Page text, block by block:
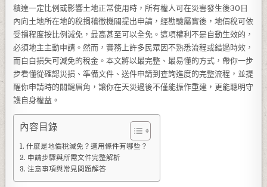
積達一定比例或影響土地正常使用時，所有權人可在災害發生後30日
內向土地所在地的稅捐稽徵機關提出申請，經勘驗屬實後，地價稅可依
受損程度按比例減免，最高甚至可以全免。這項權利不是自動生效的，
必須地主主動申請。然而，實務上許多民眾因不熟悉流程或錯過時效，
而白白損失可減免的稅金。本文將以最完整、最易懂的方式，帶你一步
步看懂從確認災損、準備文件、送件申請到查詢進度的完整流程，並提
醒你申請時的關鍵眉角，讓你在天災過後不僅能振作重建，更能聰明守
護自身權益。
內容目錄
什麼是地價稅減免？適用條件有哪些？
申請步驟與所需文件完整解析
注意事項與常見問題解答